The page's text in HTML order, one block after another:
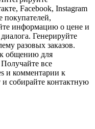
Facebook, Instagram
покупателей,
информацию о цене и
Генерируйте
разовых заказов.
к общению для
все
и комментарии к
собирайте контактную